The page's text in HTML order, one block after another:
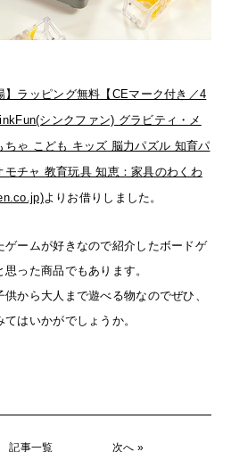
】ラッピング無料【CEマーク付き／4
シンクファン) グラビティ・メ
ゃ こども キッズ 脳力パズル 知育パ
チャ 教育玩具 知恵：家具のわくわ
よりお借りしました。
ームが好きなので紹介したボードゲ
った商品でもあります。
から大人まで遊べる物なのでぜひ、
はいかがでしょうか。
記事一覧 次へ »